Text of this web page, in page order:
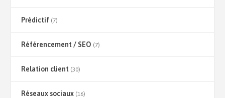
Prédictif (7)
Référencement / SEO (7)
Relation client (30)
Réseaux sociaux (16)